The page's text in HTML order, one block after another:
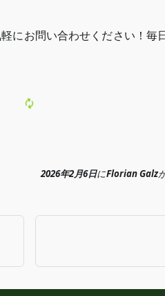
にお問い合わせください！毎
2026年2月6日にFlorian Galz